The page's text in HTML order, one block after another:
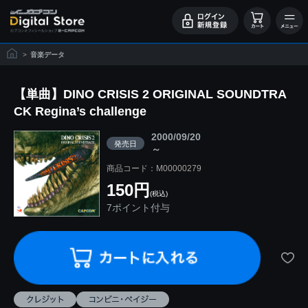
> 音楽データ
【単曲】DINO CRISIS 2 ORIGINAL SOUNDTRA
CK Regina’s challenge
発売日
2000/09/20
～
商品コード：M00000279
150円 (税込)
7ポイント付与